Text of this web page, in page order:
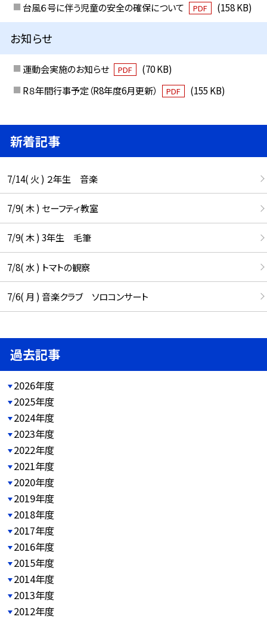
台風６号に伴う児童の安全の確保について
PDF (158 KB)
お知らせ
運動会実施のお知らせ PDF
(70 KB)
R８年間行事予定（R8年度6月更新）
PDF (155 KB)
新着記事
7/14( 火 ) ２年生 音楽
7/9( 木 ) セーフティ教室
7/9( 木 ) 3年生 毛筆
7/8( 水 ) トマトの観察
7/6( 月 ) 音楽クラブ ソロコンサート
過去記事
2026年度
2025年度
2024年度
2023年度
2022年度
2021年度
2020年度
2019年度
2018年度
2017年度
2016年度
2015年度
2014年度
2013年度
2012年度